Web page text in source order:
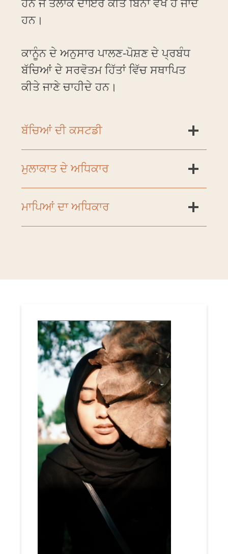
ਹਨ ਜੋ ਤਲਾਕ ਦਾਇਰ ਕੀਤੇ ਬਿਨਾਂ ਵੱਖ ਹੋ ਜਾਂਦੇ
ਹਨ।
ਕਾਨੂੰਨ ਦੇ ਅਨੁਸਾਰ ਪਾਲਣ-ਪੋਸ਼ਣ ਦੇ ਪ੍ਰਬੰਧ
ਬੱਚਿਆਂ ਦੇ ਸਰਵੋਤਮ ਹਿੱਤਾਂ ਵਿੱਚ ਸਥਾਪਿਤ
ਕੀਤੇ ਜਾਣੇ ਚਾਹੀਦੇ ਹਨ।
ਬੱਚਿਆਂ ਦੀ ਕਸਟਡੀ
ਮੁਲਾਕਾਤ ਦੇ ਅਧਿਕਾਰ
ਮਾਪਿਆਂ ਦਾ ਅਧਿਕਾਰ